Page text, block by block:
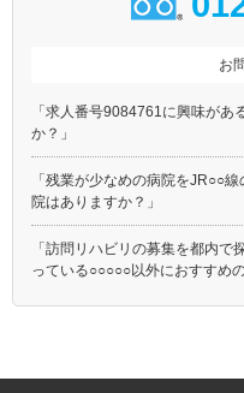
お
「求人番号9084761に興味が
か？」
「残業が少なめの病院をJR○○
院はありますか？」
「訪問リハビリの募集を都内
っている○○○○○以外におすすめ